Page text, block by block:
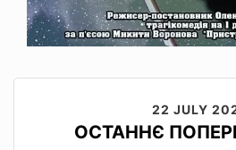
22 JULY
ОСТАННЄ